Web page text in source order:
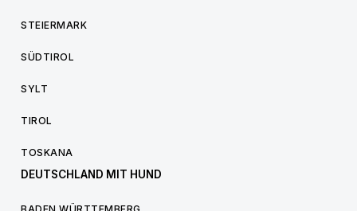
STEIERMARK
SÜDTIROL
SYLT
TIROL
TOSKANA
DEUTSCHLAND MIT HUND